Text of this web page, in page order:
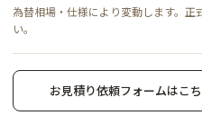
為替相場・仕様により変動します。正
い。
お見積り依頼フォームはこ